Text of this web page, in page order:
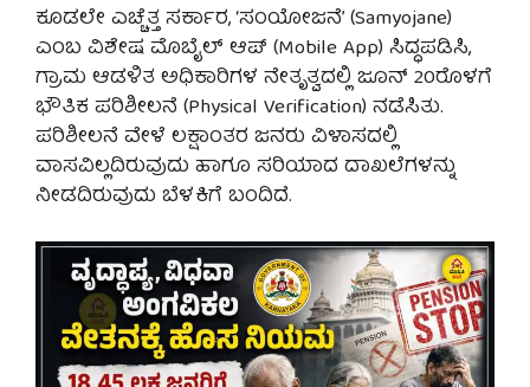
ಕೂಡಲೇ ಎಚ್ಚೆತ್ತ ಸರ್ಕಾರ, ‘ಸಂಯೋಜನೆ’ (Samyojane)
ಎಂಬ ವಿಶೇಷ ಮೊಬೈಲ್ ಆಪ್ (Mobile App) ಸಿದ್ಧಪಡಿಸಿ,
ಗ್ರಾಮ ಆಡಳಿತ ಅಧಿಕಾರಿಗಳ ನೇತೃತ್ವದಲ್ಲಿ ಜೂನ್ 20ರೊಳಗೆ
ಭೌತಿಕ ಪರಿಶೀಲನೆ (Physical Verification) ನಡೆಸಿತು.
ಪರಿಶೀಲನೆ ವೇಳೆ ಲಕ್ಷಾಂತರ ಜನರು ವಿಳಾಸದಲ್ಲಿ
ವಾಸವಿಲ್ಲದಿರುವುದು ಹಾಗೂ ಸರಿಯಾದ ದಾಖಲೆಗಳನ್ನು
ನೀಡದಿರುವುದು ಬೆಳಕಿಗೆ ಬಂದಿದೆ.